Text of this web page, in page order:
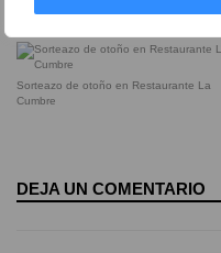
Sorteazo de otoño en Restaurante La
Cumbre
DEJA UN COMENTARIO